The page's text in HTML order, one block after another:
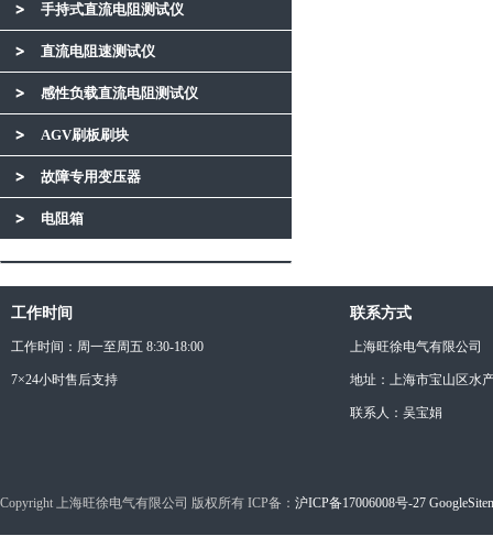
手持式直流电阻测试仪
直流电阻速测试仪
感性负载直流电阻测试仪
AGV刷板刷块
故障专用变压器
电阻箱
工作时间
工作时间：周一至周五 8:30-18:00
7×24小时售后支持
联系方式
上海旺徐电气有限公司
地址：上海市宝山区水
联系人：吴宝娟
Copyright 上海旺徐电气有限公司 版权所有 ICP备： 沪ICP备17006008号-27